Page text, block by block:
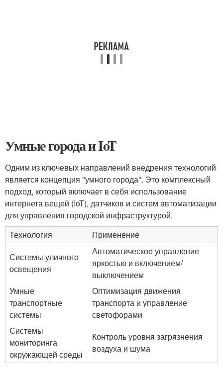
Умные города и IoT
Одним из ключевых направлений внедрения технологий
является концепция "умного города". Это комплексный
подход, который включает в себя использование
интернета вещей (IoT), датчиков и систем автоматизации
для управления городской инфраструктурой.
Технология
Применение
Системы уличного
освещения
Автоматическое управление
яркостью и включением/
выключением
Умные
транспортные
системы
Оптимизация движения
транспорта и управление
светофорами
Системы
мониторинга
окружающей среды
Контроль уровня загрязнения
воздуха и шума